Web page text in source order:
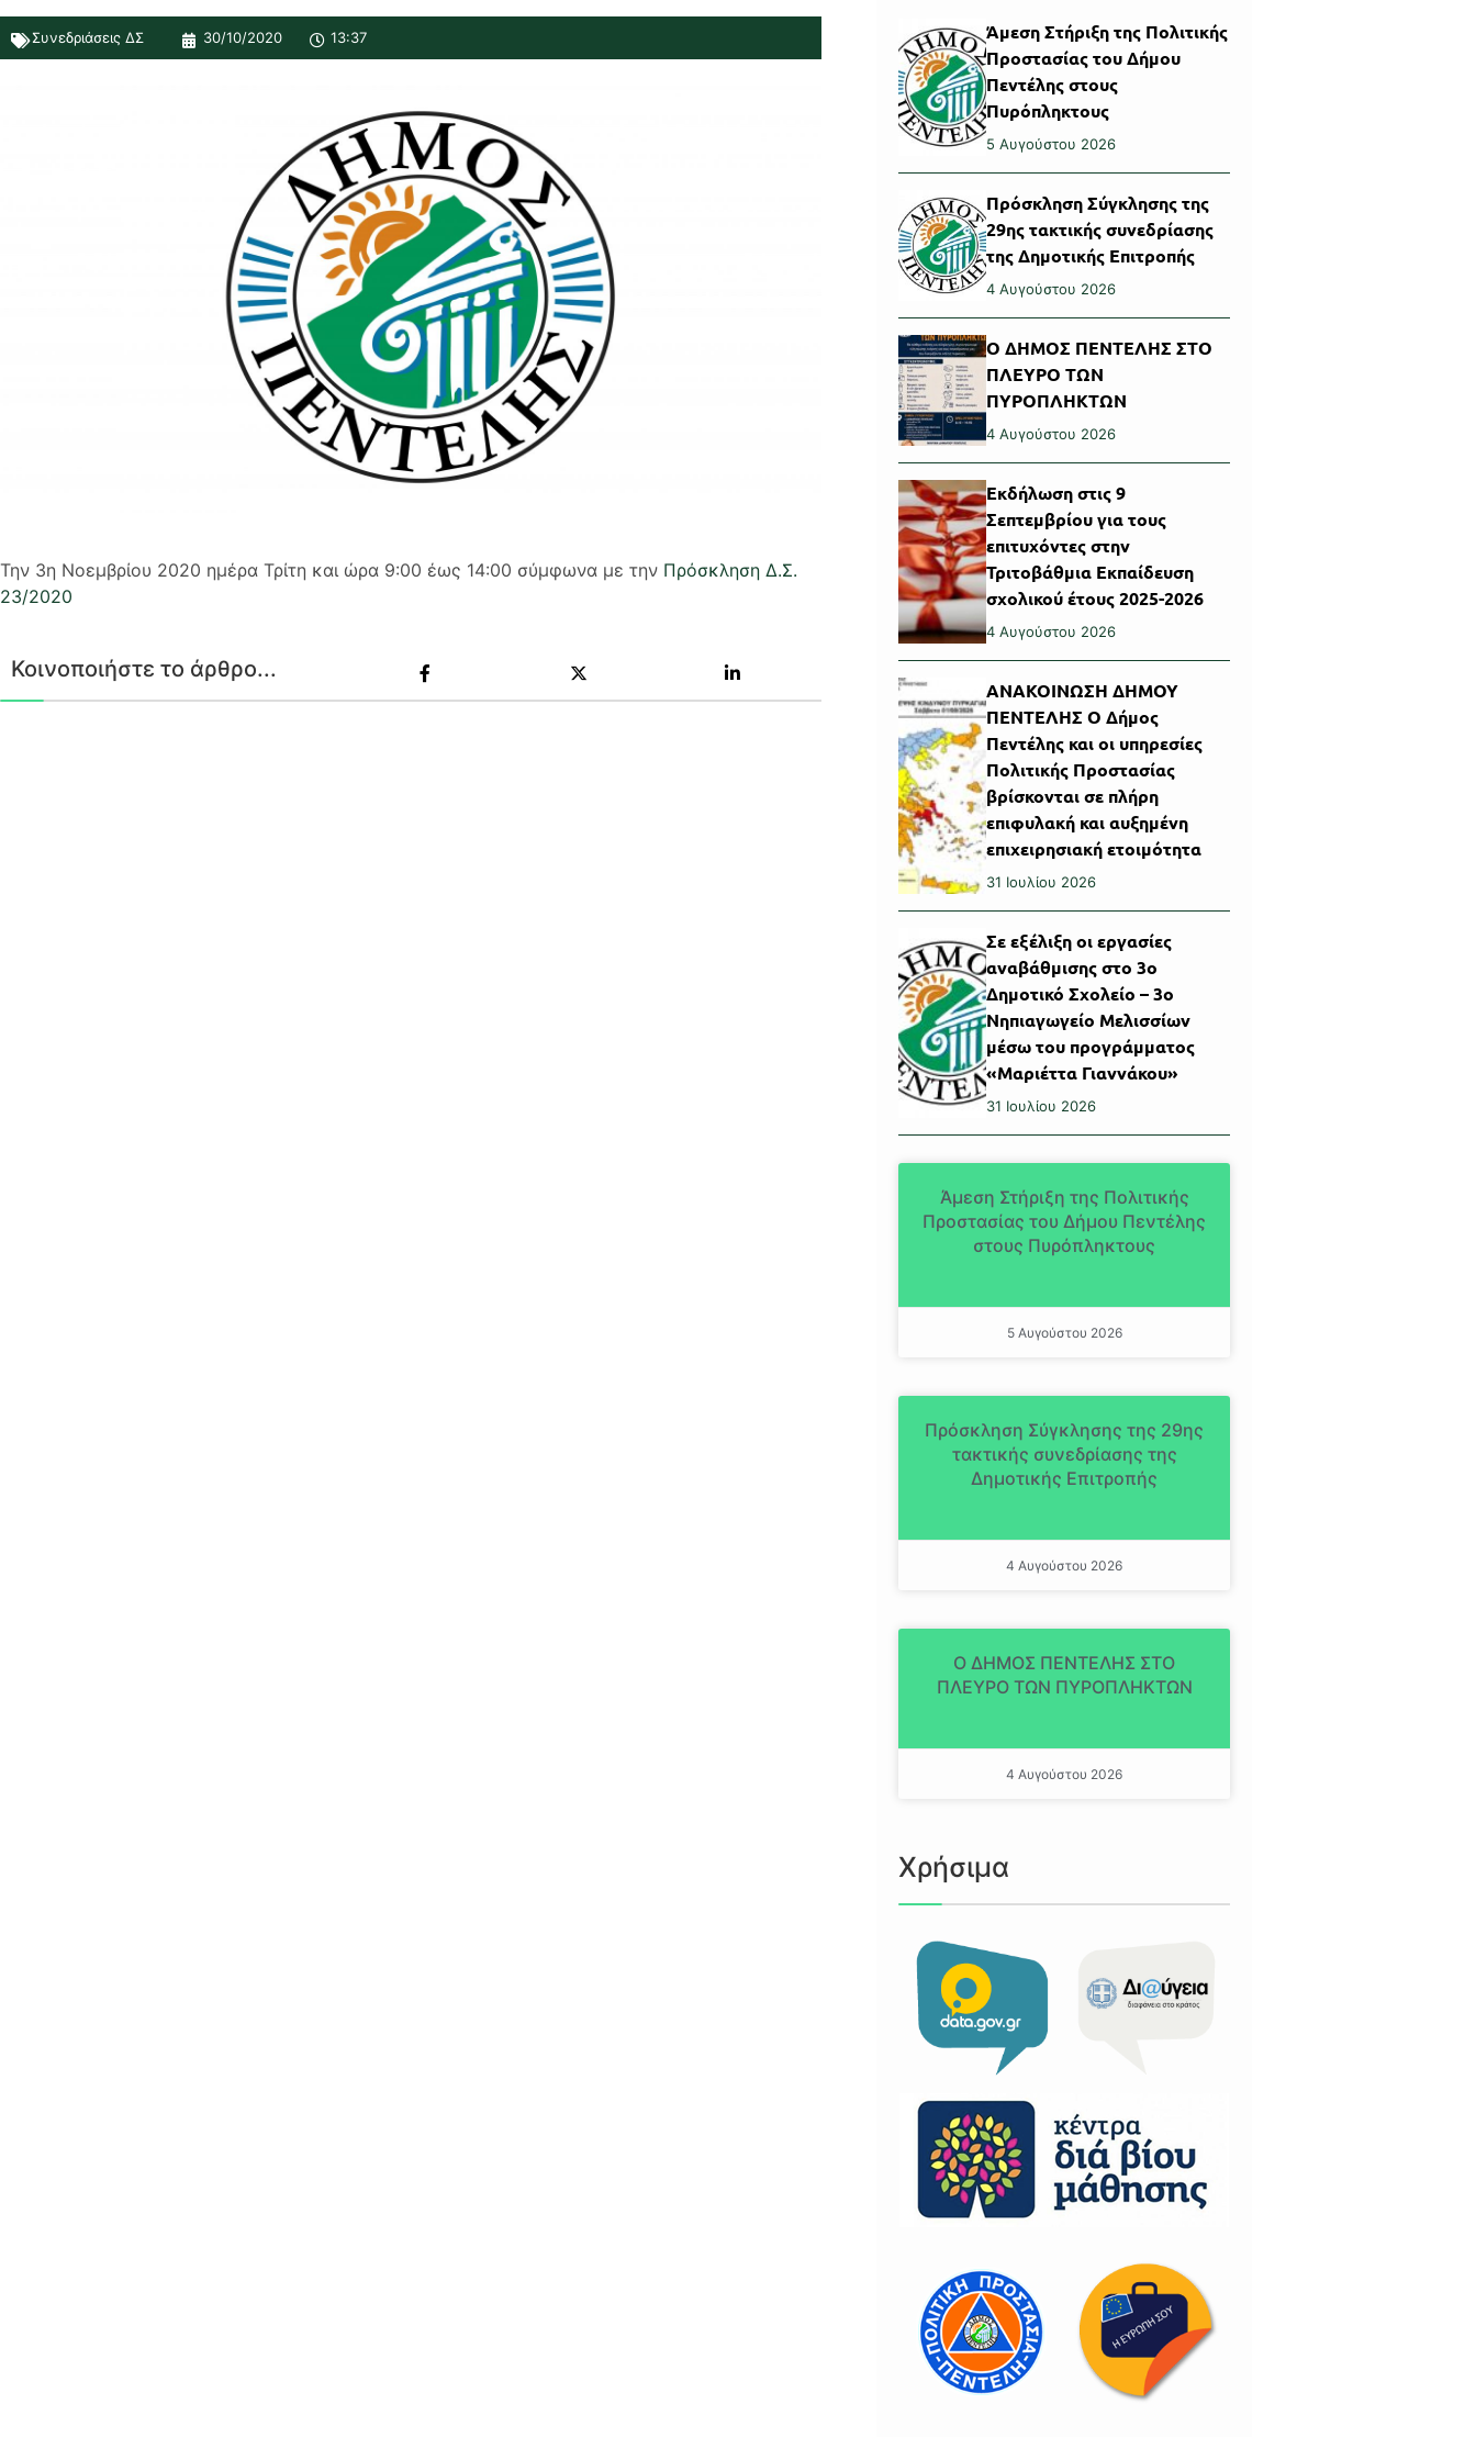
Συνεδριάσεις ΔΣ 30/10/2020 13:37
Την 3η Νοεμβρίου 2020 ημέρα Τρίτη και ώρα 9:00 έως 14:00 σύμφωνα με την Πρόσκληση Δ.Σ.
23/2020
Κοινοποιήστε το άρθρο...
Άμεση Στήριξη της Πολιτικής
Προστασίας του Δήμου
Πεντέλης στους
Πυρόπληκτους
5 Αυγούστου 2026
Πρόσκληση Σύγκλησης της
29ης τακτικής συνεδρίασης
της Δημοτικής Επιτροπής
4 Αυγούστου 2026
Ο ΔΗΜΟΣ ΠΕΝΤΕΛΗΣ ΣΤΟ
ΠΛΕΥΡΟ ΤΩΝ
ΠΥΡΟΠΛΗΚΤΩΝ
4 Αυγούστου 2026
Εκδήλωση στις 9
Σεπτεμβρίου για τους
επιτυχόντες στην
Τριτοβάθμια Εκπαίδευση
σχολικού έτους 2025-2026
4 Αυγούστου 2026
ΑΝΑΚΟΙΝΩΣΗ ΔΗΜΟΥ
ΠΕΝΤΕΛΗΣ Ο Δήμος
Πεντέλης και οι υπηρεσίες
Πολιτικής Προστασίας
βρίσκονται σε πλήρη
επιφυλακή και αυξημένη
επιχειρησιακή ετοιμότητα
31 Ιουλίου 2026
Σε εξέλιξη οι εργασίες
αναβάθμισης στο 3ο
Δημοτικό Σχολείο – 3ο
Νηπιαγωγείο Μελισσίων
μέσω του προγράμματος
«Μαριέττα Γιαννάκου»
31 Ιουλίου 2026
Άμεση Στήριξη της Πολιτικής
Προστασίας του Δήμου Πεντέλης
στους Πυρόπληκτους
5 Αυγούστου 2026
Πρόσκληση Σύγκλησης της 29ης
τακτικής συνεδρίασης της
Δημοτικής Επιτροπής
4 Αυγούστου 2026
Ο ΔΗΜΟΣ ΠΕΝΤΕΛΗΣ ΣΤΟ
ΠΛΕΥΡΟ ΤΩΝ ΠΥΡΟΠΛΗΚΤΩΝ
4 Αυγούστου 2026
Χρήσιμα